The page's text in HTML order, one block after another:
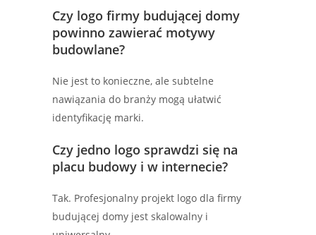
Czy logo firmy budującej domy
powinno zawierać motywy
budowlane?
Nie jest to konieczne, ale subtelne
nawiązania do branży mogą ułatwić
identyfikację marki.
Czy jedno logo sprawdzi się na
placu budowy i w internecie?
Tak. Profesjonalny projekt logo dla firmy
budującej domy jest skalowalny i